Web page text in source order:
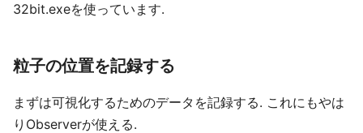
32bit.exeを使っています.
粒子の位置を記録する
まずは可視化するためのデータを記録する. これにもやは
りObserverが使える.